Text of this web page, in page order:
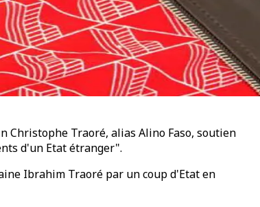
Traoré, alias Alino Faso, soutien
d'un Etat étranger".
Ibrahim Traoré par un coup d'Etat en